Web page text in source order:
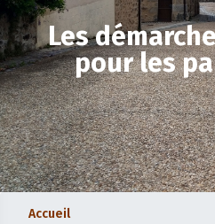
Les
pour les
Accueil